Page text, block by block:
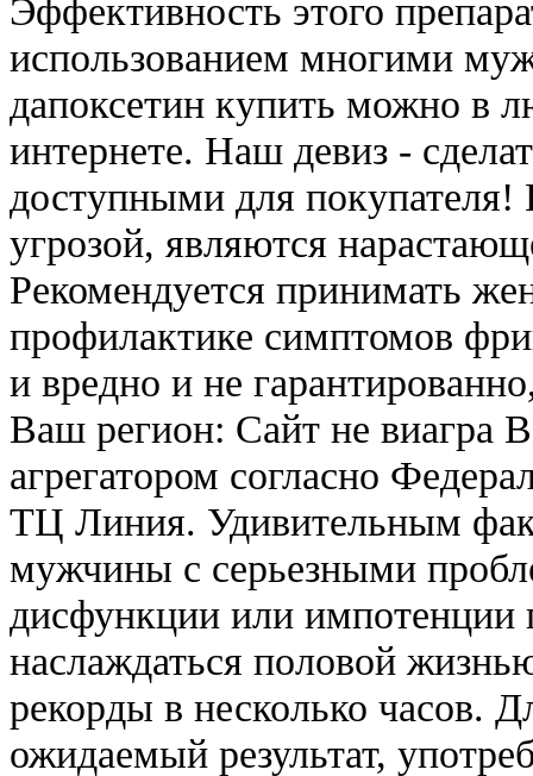
Эффективность этого
использованием многими
дапоксетин купить можно в
интернете. Наш девиз -
доступными для
угрозой, являются
Рекомендуется принимать
профилактике симптомов
и вредно и не
Ваш регион: Сайт не виагра
агрегатором согласно
ТЦ Линия. Удивительным
мужчины с серьезными
дисфункции или импотенции
наслаждаться половой
рекорды в несколько часов.
ожидаемый результат,